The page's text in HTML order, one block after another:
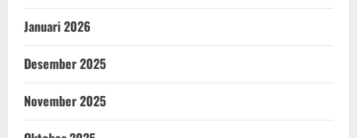
Januari 2026
Desember 2025
November 2025